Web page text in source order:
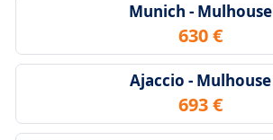
Munich - Mulhouse
630 €
Ajaccio - Mulhouse
693 €